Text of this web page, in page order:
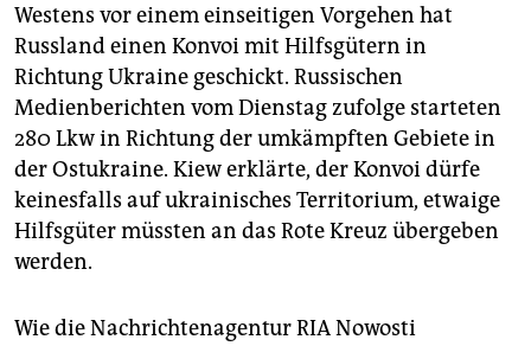
unterstützen
abo
genossenschaft
epaper login
Westens vor einem einseitigen Vorgehen hat
Russland einen Konvoi mit Hilfsgütern in
Richtung Ukraine geschickt. Russischen
Medienberichten vom Dienstag zufolge starteten
280 Lkw in Richtung der umkämpften Gebiete in
der Ostukraine. Kiew erklärte, der Konvoi dürfe
keinesfalls auf ukrainisches Territorium, etwaige
Hilfsgüter müssten an das Rote Kreuz übergeben
werden.
Wie die Nachrichtenagentur RIA Nowosti